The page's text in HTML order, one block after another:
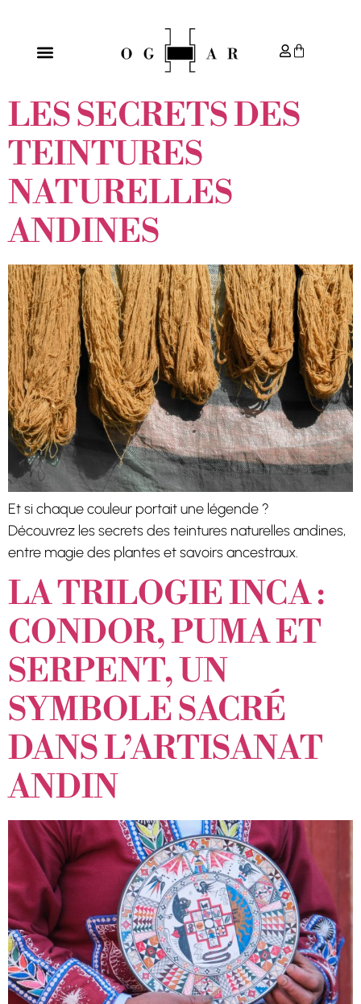
CATÉGORIE :
CLASSÉ
LES SECRETS DES
TEINTURES
NATURELLES
ANDINES
Et si chaque couleur portait une légende ?
Découvrez les secrets des teintures naturelles andines,
entre magie des plantes et savoirs ancestraux.
LA TRILOGIE INCA :
CONDOR, PUMA ET
SERPENT, UN
SYMBOLE SACRÉ
DANS L’ARTISANAT
ANDIN